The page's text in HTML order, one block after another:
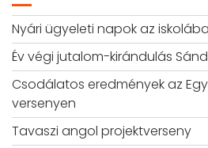
Nyári ügyeleti napok az
Év végi jutalom-kirándulás
Csodálatos eredmények az
versenyen
Tavaszi angol projektverseny